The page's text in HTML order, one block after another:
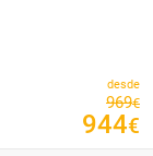
desde
969€
944€